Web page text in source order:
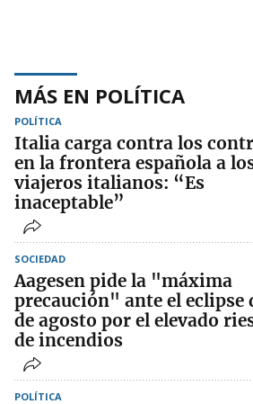
MÁS EN POLÍTICA
POLÍTICA
Italia carga contra los
en la frontera española a
viajeros italianos: “Es
inaceptable”
SOCIEDAD
Aagesen pide la "máxima
precaución" ante el eclipse
de agosto por el elevado
de incendios
POLÍTICA